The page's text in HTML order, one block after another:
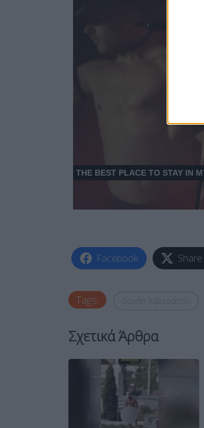
Facebook
Tags:
Σχετικά Άρθρα